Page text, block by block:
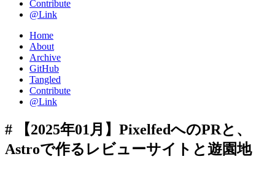
Contribute
@Link
Home
About
Archive
GitHub
Tangled
Contribute
@Link
# 【2025年01月】PixelfedへのPRと、
Astroで作るレビューサイトと遊園地